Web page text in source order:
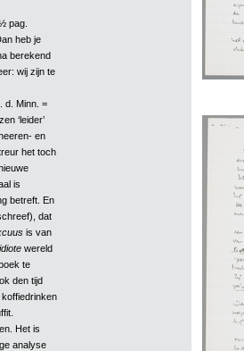
pag.
heb je
berekend
wij zijn te
d. Minn. =
‘leider’
en
het toch
is
betreft. En
dat
is van
idiotewereld
te
den tijd
Het is
analyse